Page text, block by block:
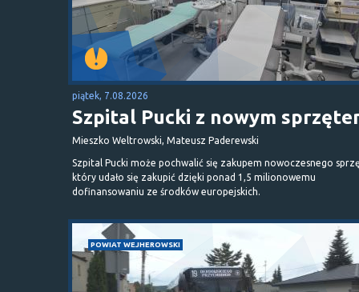
piątek, 7.08.2026
Szpital Pucki z nowym
Mieszko Weltrowski, Mateusz Paderewski
Szpital Pucki może pochwalić się zakupem nowoczesnego
który udało się zakupić dzięki ponad 1,5 milionowemu
dofinansowaniu ze środków europejskich.
POWIAT WEJHEROWSKI